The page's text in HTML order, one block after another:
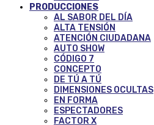
PRODUCCIONES
AL SABOR DEL DÍA
ALTA TENSIÓN
ATENCIÓN CIUDADANA
AUTO SHOW
CÓDIGO 7
CONCEPTO
DE TÚ A TÚ
DIMENSIONES OCULTAS
EN FORMA
ESPECTADORES
FACTOR X